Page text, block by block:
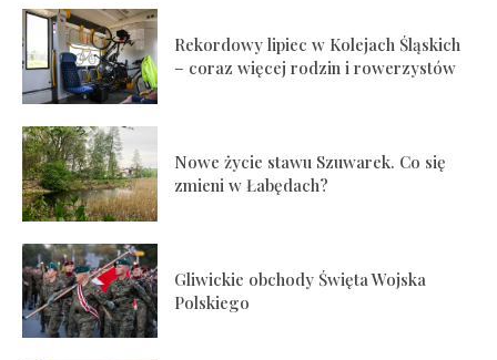
Rekordowy lipiec w Kolejach Śląskich
– coraz więcej rodzin i rowerzystów
Nowe życie stawu Szuwarek. Co się
zmieni w Łabędach?
Gliwickie obchody Święta Wojska
Polskiego